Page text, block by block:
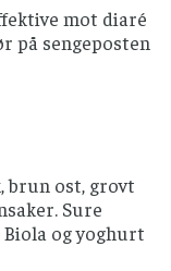
mot diaré
på sengeposten
brun ost, grovt
Sure
og yoghurt